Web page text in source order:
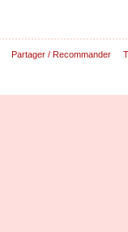
Partager / Recommander